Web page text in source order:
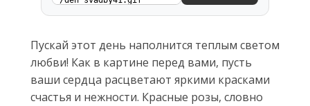
Пускай этот день наполнится теплым светом
любви! Как в картине перед вами, пусть
ваши сердца расцветают яркими красками
счастья и нежности. Красные розы, словно